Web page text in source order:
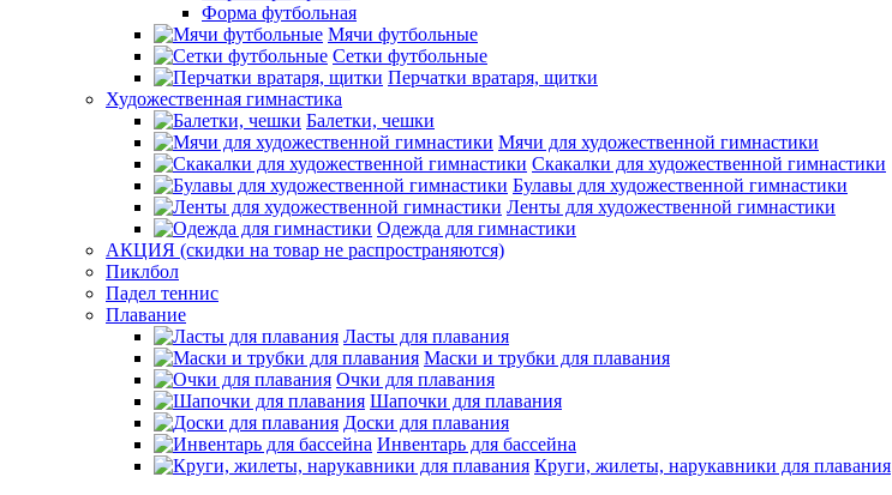
Форма футбольная
Мячи футбольные
Сетки футбольные
Перчатки вратаря, щитки
Художественная гимнастика
Балетки, чешки
Мячи для художественной гимнастики
Скакалки для художественной гимнастики
Булавы для художественной гимнастики
Ленты для художественной гимнастики
Одежда для гимнастики
АКЦИЯ (скидки на товар не распространяются)
Пиклбол
Падел теннис
Плавание
Ласты для плавания
Маски и трубки для плавания
Очки для плавания
Шапочки для плавания
Доски для плавания
Инвентарь для бассейна
Круги, жилеты, нарукавники для плавания